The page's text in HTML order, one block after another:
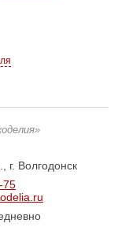
г. Волгодонск
75